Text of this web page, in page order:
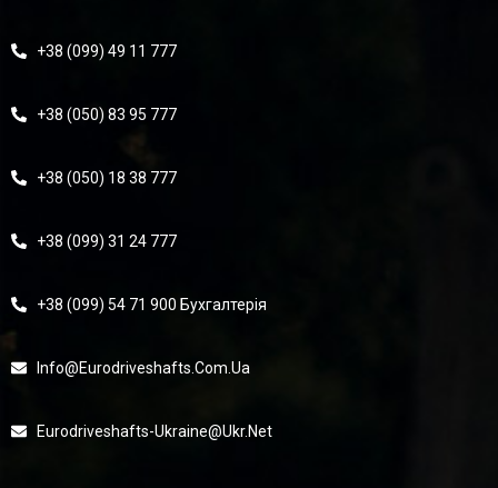
+38 (099) 49 11 777
+38 (050) 83 95 777
+38 (050) 18 38 777
+38 (099) 31 24 777
+38 (099) 54 71 900 Бухгалтерія
Info@eurodriveshafts.com.ua
Eurodriveshafts-Ukraine@ukr.net